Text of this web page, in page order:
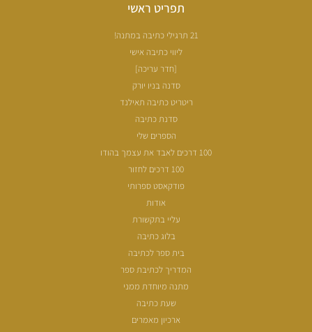
תפריט ראשי
21 תרגילי כתיבה במתנה!
ליווי כתיבה אישי
[חדר עריכה]
סדנה בניו יורק
ריטריט כתיבה תאילנד
סדנת כתיבה
הספרים שלי
100 דרכים לאבד את עצמך בהודו
100 דרכים לחזור
פודקאסט ספרותי
אודות
עליי בתקשורת
בלוג כתיבה
בית ספר לכתיבה
המדריך לכתיבת ספר
מתנה מיוחדת ממני
שעת כתיבה
ארכיון מאמרים